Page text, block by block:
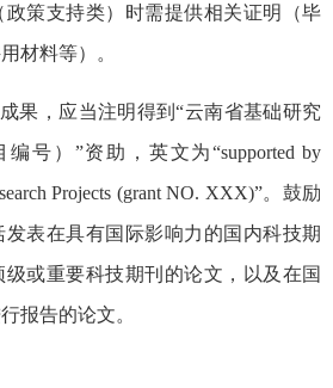
政策支持类）时需提供相关证明（毕
材料等）。
果，应当注明得到“云南省基础研究
号）”资助，英文为“supported by
Projects (grant NO. XXX)”。鼓励
表在具有国际影响力的国内科技期
或重要科技期刊的论文，以及在国
报告的论文。